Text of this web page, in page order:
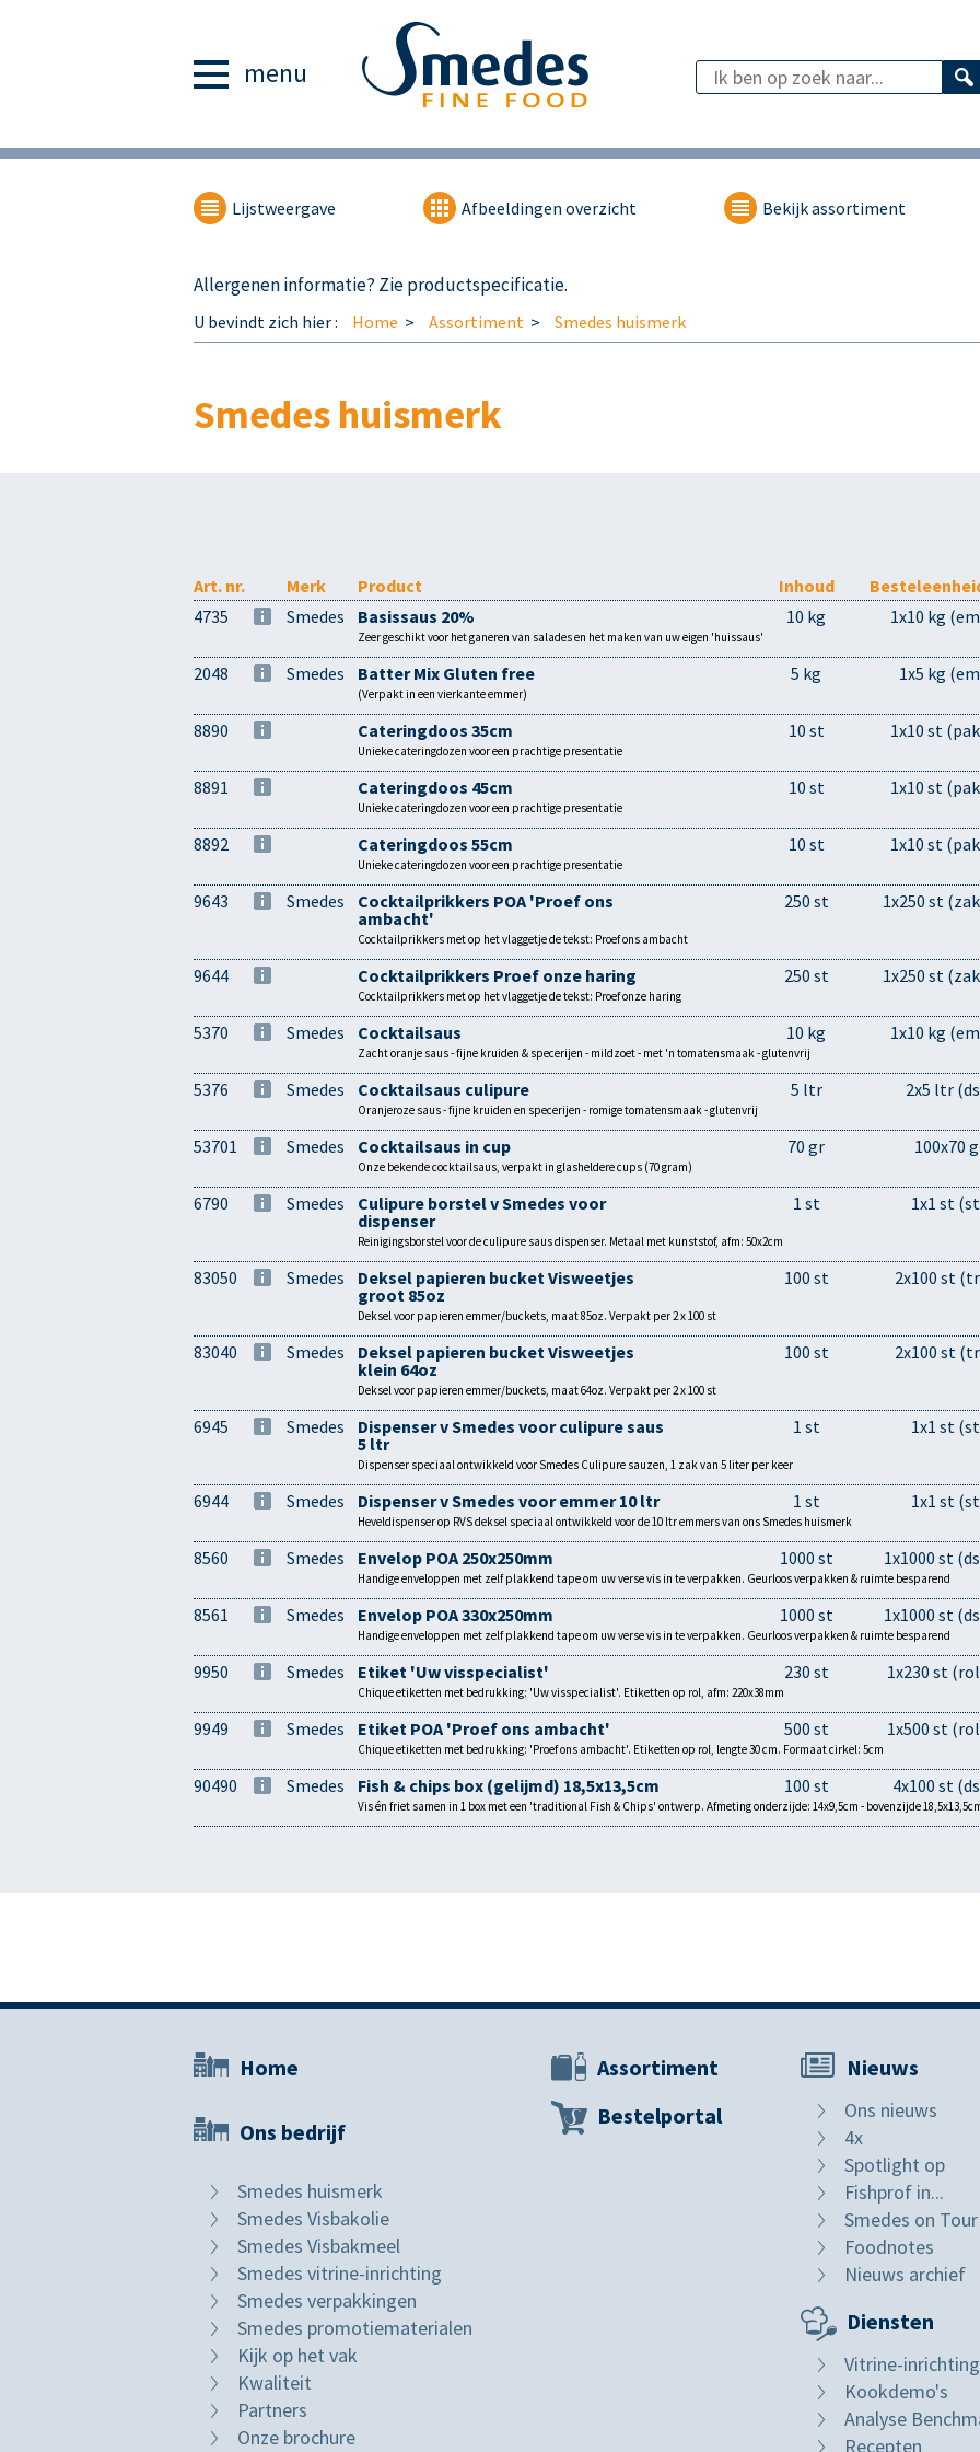
menu
Lijstweergave Afbeeldingen overzicht Bekijk assortiment
Allergenen informatie? Zie productspecificatie.
U bevindt zich hier : Home Assortiment Smedes huismerk
Smedes huismerk
Art. nr. Merk Product Inhoud
4735
Smedes Basissaus 20% 10 kg 1x10 kg
Zeer geschikt voor het ganeren van salades en het maken van uw eigen 'huissaus'
2048 Smedes Batter Mix Gluten free 5 kg 1x5 kg
(Verpakt in een vierkante emmer)
8890 Cateringdoos 35cm 10 st 1x10 st
Unieke cateringdozen voor een prachtige presentatie
8891 Cateringdoos 45cm 10 st 1x10 st
Unieke cateringdozen voor een prachtige presentatie
8892 Cateringdoos 55cm 10 st 1x10 st
Unieke cateringdozen voor een prachtige presentatie
9643 Smedes
Cocktailprikkers POA 'Proef ons
ambacht'
250 st 1x250 st
Cocktailprikkers met op het vlaggetje de tekst: Proef ons ambacht
9644 Cocktailprikkers Proef onze haring 250 st 1x250 st
Cocktailprikkers met op het vlaggetje de tekst: Proef onze haring
5370 Smedes Cocktailsaus 10 kg 1x10 kg
Zacht oranje saus - fijne kruiden & specerijen - mildzoet - met 'n tomatensmaak - glutenvrij
5376 Smedes Cocktailsaus culipure 5 ltr 2x5 ltr
Oranjeroze saus - fijne kruiden en specerijen - romige tomatensmaak - glutenvrij
53701 Smedes Cocktailsaus in cup 70 gr 100x70
Onze bekende cocktailsaus, verpakt in glasheldere cups (70 gram)
6790 Smedes
Culipure borstel v Smedes voor
dispenser
1 st 1x1 st
Reinigingsborstel voor de culipure saus dispenser. Metaal met kunststof, afm: 50x2cm
83050 Smedes
Deksel papieren bucket Visweetjes
groot 85oz
100 st 2x100 st
Deksel voor papieren emmer/buckets, maat 85oz. Verpakt per 2 x 100 st
83040 Smedes
Deksel papieren bucket Visweetjes
klein 64oz
100 st 2x100 st
Deksel voor papieren emmer/buckets, maat 64oz. Verpakt per 2 x 100 st
6945 Smedes
Dispenser v Smedes voor culipure saus
5 ltr
1 st 1x1 st
Dispenser speciaal ontwikkeld voor Smedes Culipure sauzen, 1 zak van 5 liter per keer
6944 Smedes Dispenser v Smedes voor emmer 10 ltr 1 st 1x1 st
Heveldispenser op RVS deksel speciaal ontwikkeld voor de 10 ltr emmers van ons Smedes huismerk
8560 Smedes Envelop POA 250x250mm 1000 st 1x1000 st
Handige enveloppen met zelf plakkend tape om uw verse vis in te verpakken. Geurloos verpakken & ruimte besparend
8561 Smedes Envelop POA 330x250mm 1000 st 1x1000 st
Handige enveloppen met zelf plakkend tape om uw verse vis in te verpakken. Geurloos verpakken & ruimte besparend
9950 Smedes Etiket 'Uw visspecialist' 230 st 1x230 st
Chique etiketten met bedrukking: 'Uw visspecialist'. Etiketten op rol, afm: 220x38mm
9949 Smedes Etiket POA 'Proef ons ambacht' 500 st 1x500 st
Chique etiketten met bedrukking: 'Proef ons ambacht'. Etiketten op rol, lengte 30 cm. Formaat cirkel: 5cm
90490 Smedes Fish & chips box (gelijmd) 18,5x13,5cm 100 st 4x100 st
Vis én friet samen in 1 box met een 'traditional Fish & Chips' ontwerp. Afmeting onderzijde: 14x9,5cm - bovenzijde
Home
Ons bedrijf
Smedes huismerk
Smedes Visbakolie
Smedes Visbakmeel
Smedes vitrine-inrichting
Smedes verpakkingen
Smedes promotiematerialen
Kijk op het vak
Kwaliteit
Partners
Onze brochure
Assortiment
Bestelportal
Nieuws
Ons nieuws
4x
Spotlight op
Fishprof in...
Smedes on Tour
Foodnotes
Nieuws archief
Diensten
Vitrine-inrichting
Kookdemo's
Analyse
Recepten